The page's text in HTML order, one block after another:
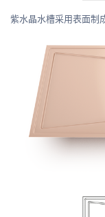
紫水晶水槽采用表面制